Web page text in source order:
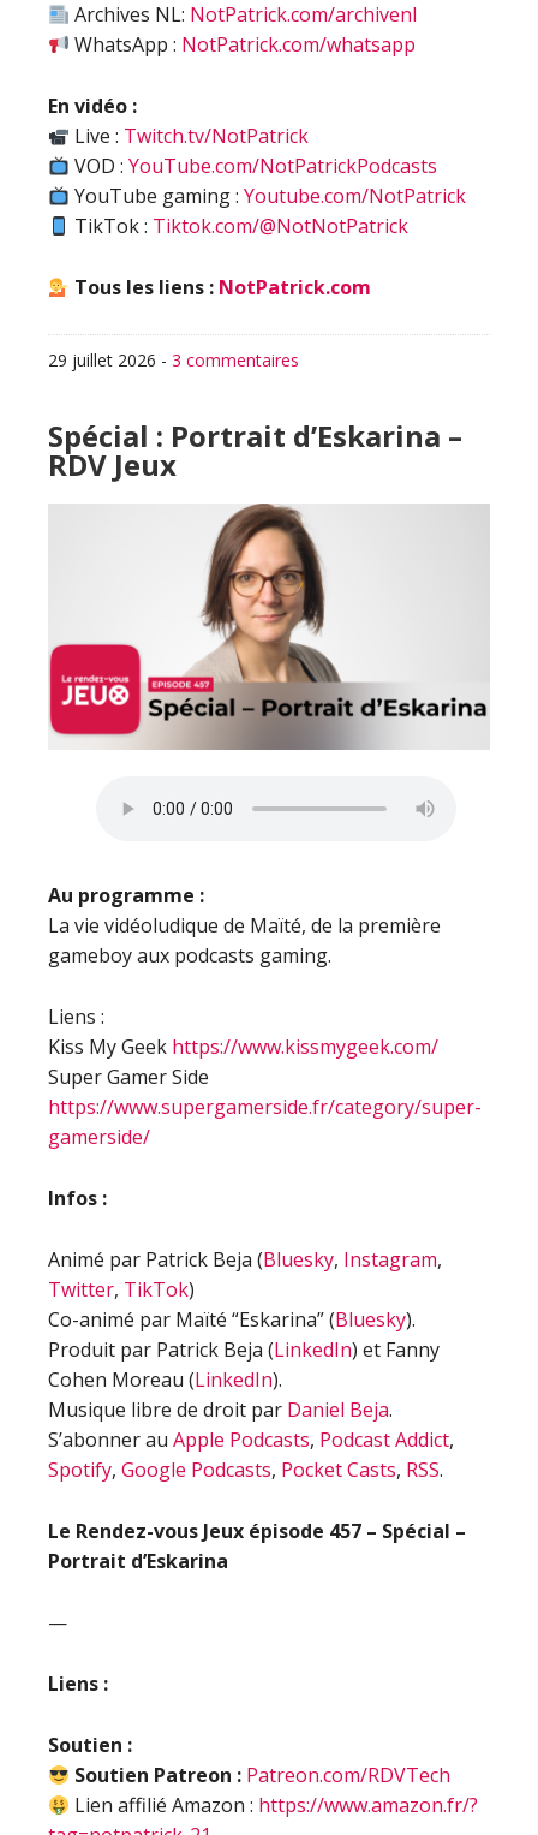
Archives NL: NotPatrick.com/archivenl
WhatsApp : NotPatrick.com/whatsapp
En vidéo :
Live : Twitch.tv/NotPatrick
VOD :YouTube.com/NotPatrickPodcasts
YouTube gaming :Youtube.com/NotPatrick
TikTok : Tiktok.com/@NotNotPatrick
Tous les liens : NotPatrick.com
29 juillet 2026 - 3 commentaires
Spécial : Portrait d’Eskarina –
RDV Jeux
Au programme :
La vie vidéoludique de Maïté, de la première
gameboy aux podcasts gaming.
Liens :
Kiss My Geek https://www.kissmygeek.com/
Super Gamer Side
https://www.supergamerside.fr/category/super-
gamerside/
Infos :
Animé par Patrick Beja (Bluesky, Instagram,
Twitter, TikTok)
Co-animé par Maïté “Eskarina” (Bluesky).
Produit par Patrick Beja (LinkedIn) et Fanny
Cohen Moreau (LinkedIn).
Musique libre de droit par Daniel Beja.
S’abonner au Apple Podcasts, Podcast Addict,
Spotify, Google Podcasts, Pocket Casts, RSS.
Le Rendez-vous Jeux épisode 457 – Spécial –
Portrait d’Eskarina
—
Liens :
Soutien :
Soutien Patreon : Patreon.com/RDVTech
Lien affilié Amazon : https://www.amazon.fr/?